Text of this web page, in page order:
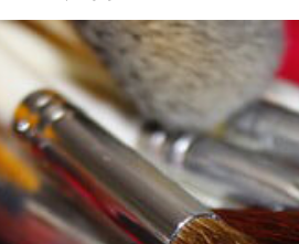
Family